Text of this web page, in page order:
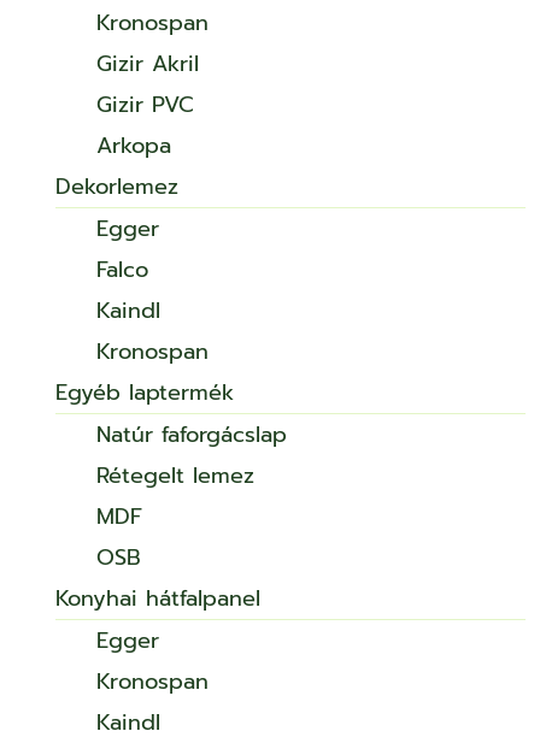
Kronospan
Gizir Akril
Gizir PVC
Arkopa
Dekorlemez
Egger
Falco
Kaindl
Kronospan
Egyéb laptermék
Natúr faforgácslap
Rétegelt lemez
MDF
OSB
Konyhai hátfalpanel
Egger
Kronospan
Kaindl